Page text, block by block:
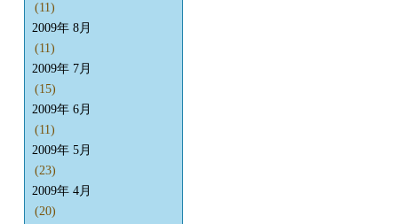
(11)
2009年 8月
(11)
2009年 7月
(15)
2009年 6月
(11)
2009年 5月
(23)
2009年 4月
(20)